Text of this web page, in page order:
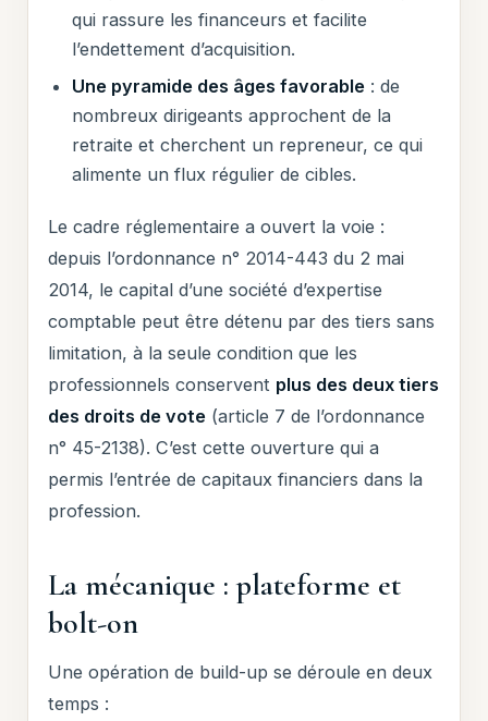
qui rassure les financeurs et facilite
l’endettement d’acquisition.
Une pyramide des âges favorable: de
nombreux dirigeants approchent de la
retraite et cherchent un repreneur, ce qui
alimente un flux régulier de cibles.
Le cadre réglementaire a ouvert la voie :
depuis l’ordonnance n° 2014-443 du 2 mai
2014, le capital d’une société d’expertise
comptable peut être détenu par des tiers sans
limitation, à la seule condition que les
professionnels conservent plus des deux tiers
des droits de vote (article 7 de l’ordonnance
n° 45-2138). C’est cette ouverture qui a
permis l’entrée de capitaux financiers dans la
profession.
La mécanique : plateforme et
bolt-on
Une opération de build-up se déroule en deux
temps :